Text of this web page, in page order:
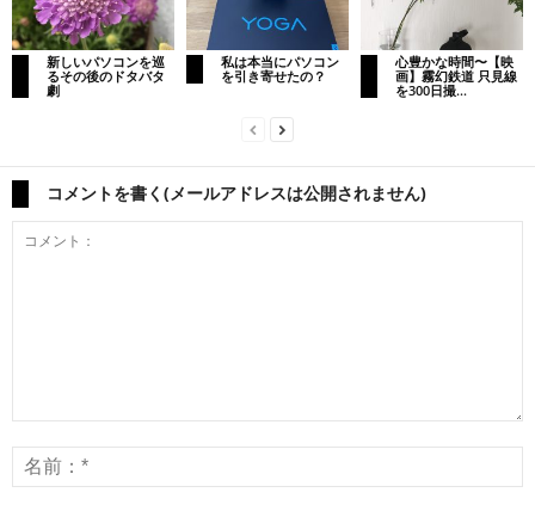
新しいパソコンを巡
るその後のドタバタ
劇
私は本当にパソコン
を引き寄せたの？
心豊かな時間〜【映
画】霧幻鉄道 只見線
を300日撮...
コメントを書く(メールアドレスは公開されません)